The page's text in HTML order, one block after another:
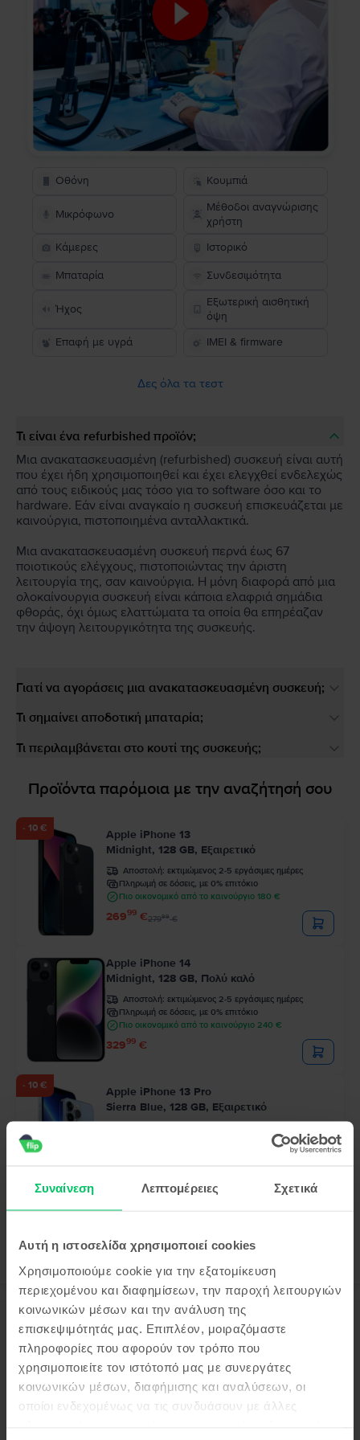
Συναίνεση Λεπτομέρειες Σχετικά
Αυτή η ιστοσελίδα χρησιμοποιεί cookies
Χρησιμοποιούμε cookie για την εξατομίκευση
περιεχομένου και διαφημίσεων, την παροχή λειτουργιών
κοινωνικών μέσων και την ανάλυση της
επισκεψιμότητάς μας. Επιπλέον, μοιραζόμαστε
πληροφορίες που αφορούν τον τρόπο που
χρησιμοποιείτε τον ιστότοπό μας με συνεργάτες
κοινωνικών μέσων, διαφήμισης και αναλύσεων, οι
οποίοι ενδεχομένως να τις συνδυάσουν με άλλες
Οθόνη Κουμπιά
Μικρόφωνο
Μέθοδοι αναγνώρισης
χρήστη
Κάμερες
Ιστορικό
Μπαταρία Συνδεσιμότητα
Ήχος
Εξωτερική αισθητική
όψη
Επαφή με υγρά
IMEI & firmware
Δες όλα τα τεστ
Τι είναι ένα refurbished προϊόν;
Μια ανακατασκευασμένη (refurbished) συσκευή είναι αυτή
που έχει ήδη χρησιμοποιηθεί και έχει ελεγχθεί ενδελεχώς
από τους ειδικούς μας τόσο για το software όσο και το
hardware. Εάν είναι αναγκαίο η συσκευή επισκευάζεται με
καινούργια, πιστοποιημένα ανταλλακτικά.
Μια ανακατασκευασμένη συσκευή περνά έως 67
ποιοτικούς ελέγχους, πιστοποιώντας την άριστη
λειτουργία της, σαν καινούργια. Η μόνη διαφορά από μια
ολοκαίνουργια συσκευή είναι κάποια ελαφριά σημάδια
φθοράς, όχι όμως ελαττώματα τα οποία θα επηρέαζαν
την άψογη λειτουργικότητα της συσκευής.
Γιατί να αγοράσεις μια ανακατασκευασμένη συσκευή;
Τι σημαίνει αποδοτική μπαταρία;
Τι περιλαμβάνεται στο κουτί της συσκευής;
Προϊόντα παρόμοια με την αναζήτησή σου
- 10 €
Apple iPhone 13
Midnight, 128 GB, Εξαιρετικό
Αποστολή: εκτιμώμενος 2-5 εργάσιμες ημέρες
Πληρωμή σε δόσεις, με 0% επιτόκιο
Πιο οικονομικό από το καινούργιο 180 €
26999 €27999€
Apple iPhone 14
Midnight, 128 GB, Πολύ καλό
Αποστολή: εκτιμώμενος 2-5 εργάσιμες ημέρες
Πληρωμή σε δόσεις, με 0% επιτόκιο
Πιο οικονομικό από το καινούργιο 240 €
32999 €
- 10 €
Apple iPhone 13 Pro
Sierra Blue, 128 GB, Εξαιρετικό
Περιγραφή
Δες περισσότερες λεπτομέρειες
Πληροφορίες Συμμόρφωσης Προϊόντος